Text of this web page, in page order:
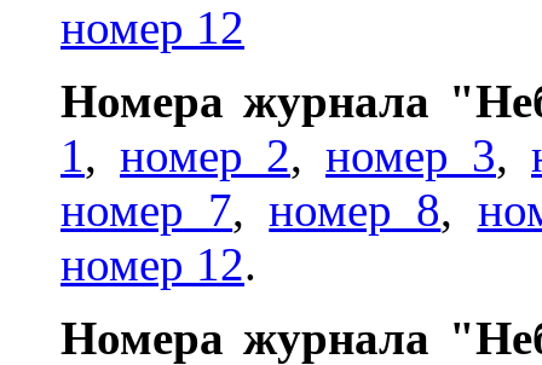
номер 12
Номера журнала
1, номер 2, номер 3,
номер 7,номер 8,
номер 12.
Номера журнала